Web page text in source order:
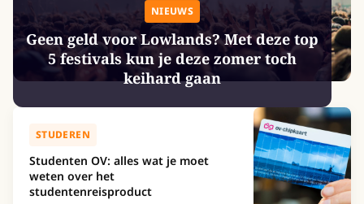
NIEUWS
Geen geld voor Lowlands? Met deze top
5 festivals kun je deze zomer toch
keihard gaan
STUDEREN
Studenten OV: alles wat je moet
weten over het
studentenreisproduct